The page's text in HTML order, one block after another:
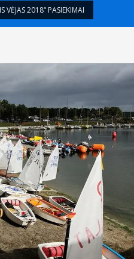
VĖJAS 2018“ PASIEKIMAI